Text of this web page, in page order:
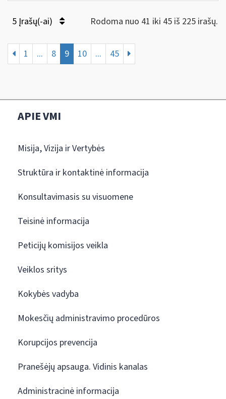
5 Įrašų(-ai) Rodoma nuo 41 iki 45 iš 225 irašų.
1 ... 8 9 10 ... 45
APIE VMI
Misija, Vizija ir Vertybės
Struktūra ir kontaktinė informacija
Konsultavimasis su visuomene
Teisinė informacija
Peticijų komisijos veikla
Veiklos sritys
Kokybės vadyba
Mokesčių administravimo procedūros
Korupcijos prevencija
Pranešėjų apsauga. Vidinis kanalas
Administracinė informacija